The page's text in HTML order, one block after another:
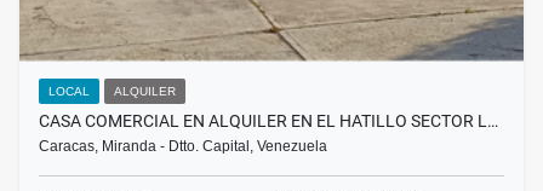
LOCAL ALQUILER
CASA COMERCIAL EN ALQUILER EN EL HATILLO SECTOR L…
Caracas, Miranda - Dtto. Capital, Venezuela